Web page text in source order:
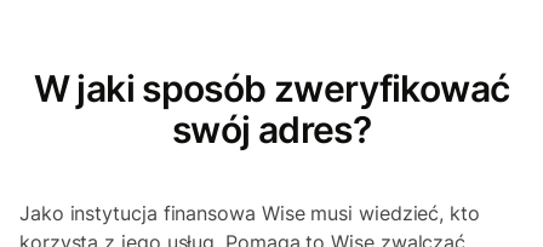
W jaki sposób zweryfikować
swój adres?
Jako instytucja finansowa Wise musi wiedzieć, kto
korzysta z jego usług. Pomaga to Wise zwalczać